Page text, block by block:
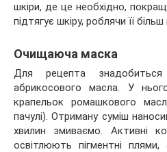
шкіри, де це необхідно,
підтягує шкіру, роблячи її
Очищаюча маска
Для рецепта
абрикосового масла. У
крапельок ромашкового
пачулі). Отриману суміш
хвилин змиваємо. Активні
освітлюють пігментні